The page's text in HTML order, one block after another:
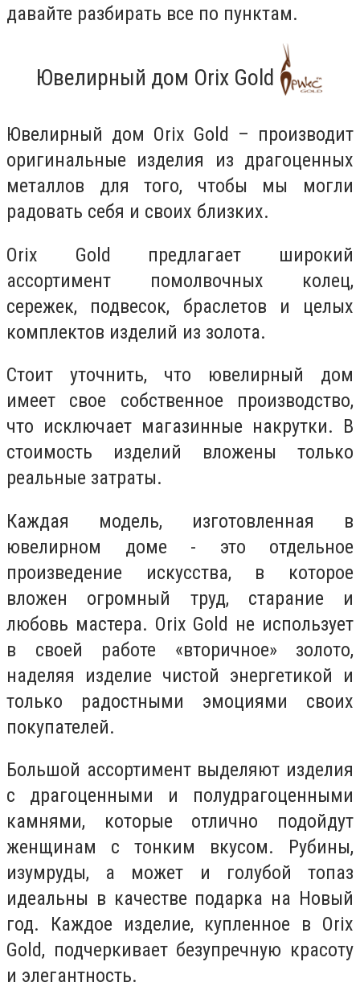
давайте разбирать все по пунктам.
Ювелирный дом Orix Gold
Ювелирный дом Orix Gold – производит
оригинальные изделия из драгоценных
металлов для того, чтобы мы могли
радовать себя и своих близких.
Orix Gold предлагает широкий
ассортимент помолвочных колец,
сережек, подвесок, браслетов и целых
комплектов изделий из золота.
Стоит уточнить, что ювелирный дом
имеет свое собственное производство,
что исключает магазинные накрутки. В
стоимость изделий вложены только
реальные затраты.
Каждая модель, изготовленная в
ювелирном доме - это отдельное
произведение искусства, в которое
вложен огромный труд, старание и
любовь мастера. Orix Gold не использует
в своей работе «вторичное» золото,
наделяя изделие чистой энергетикой и
только радостными эмоциями своих
покупателей.
Большой ассортимент выделяют изделия
с драгоценными и полудрагоценными
камнями, которые отлично подойдут
женщинам с тонким вкусом. Рубины,
изумруды, а может и голубой топаз
идеальны в качестве подарка на Новый
год. Каждое изделие, купленное в Orix
Gold, подчеркивает безупречную красоту
и элегантность.